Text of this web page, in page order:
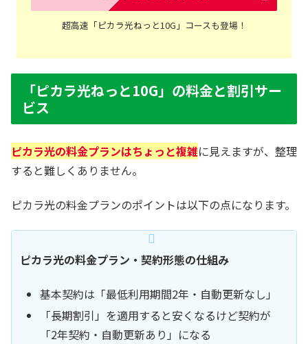
超高速「ピカラ光ねっと10G」コースも登場！
「ピカラ光ねっと10G」の料金と割引サー
ビス
ピカラ光の料金プランはちょっと複雑に見えますが、整理
すると難しくありません。
ピカラ光の料金プランのポイントは以下の点になります。
ピカラ光の料金プラン・契約形態の仕組み
基本契約は「最低利用期間2年・自動更新なし」
「長期割引」を適用すると安くなるけど契約が
「2年契約・自動更新あり」になる